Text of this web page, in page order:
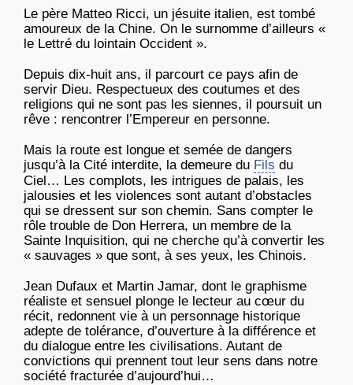
Le père Matteo Ricci, un jésuite italien, est tombé
amoureux de la Chine. On le surnomme d’ailleurs «
le Lettré du lointain Occident ».
Depuis dix-huit ans, il parcourt ce pays afin de
servir Dieu. Respectueux des coutumes et des
religions qui ne sont pas les siennes, il poursuit un
rêve : rencontrer l’Empereur en personne.
Mais la route est longue et semée de dangers
jusqu’à la Cité interdite, la demeure du Fils du
Ciel… Les complots, les intrigues de palais, les
jalousies et les violences sont autant d’obstacles
qui se dressent sur son chemin. Sans compter le
rôle trouble de Don Herrera, un membre de la
Sainte Inquisition, qui ne cherche qu’à convertir les
« sauvages » que sont, à ses yeux, les Chinois.
Jean Dufaux et Martin Jamar, dont le graphisme
réaliste et sensuel plonge le lecteur au cœur du
récit, redonnent vie à un personnage historique
adepte de tolérance, d’ouverture à la différence et
du dialogue entre les civilisations. Autant de
convictions qui prennent tout leur sens dans notre
société fracturée d’aujourd’hui…